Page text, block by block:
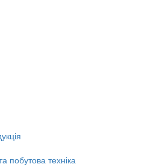
побутова техніка